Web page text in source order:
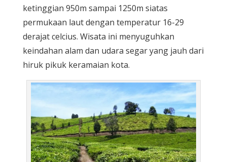
ketinggian 950m sampai 1250m siatas
permukaan laut dengan temperatur 16-29
derajat celcius. Wisata ini menyuguhkan
keindahan alam dan udara segar yang jauh dari
hiruk pikuk keramaian kota.